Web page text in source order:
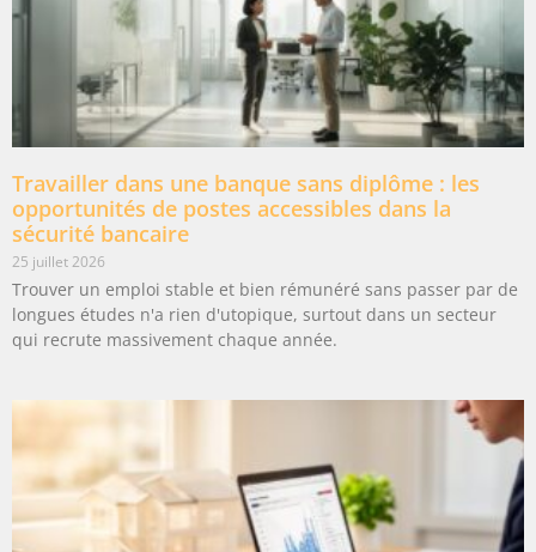
Travailler dans une banque sans diplôme : les
opportunités de postes accessibles dans la
sécurité bancaire
25 juillet 2026
Trouver un emploi stable et bien rémunéré sans passer par de
longues études n'a rien d'utopique, surtout dans un secteur
qui recrute massivement chaque année.